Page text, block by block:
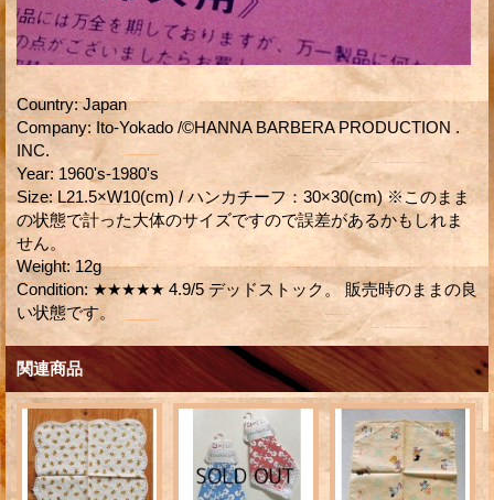
Country: Japan
Company: Ito-Yokado /©HANNA BARBERA PRODUCTION .
INC.
Year: 1960's-1980's
Size: L21.5×W10(cm) / ハンカチーフ：30×30(cm) ※このまま
の状態で計った大体のサイズですので誤差があるかもしれま
せん。
Weight: 12g
Condition: ★★★★★ 4.9/5 デッドストック。 販売時のままの良
い状態です。
関連商品